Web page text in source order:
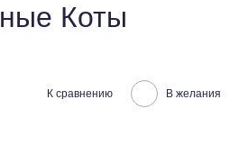
Коты
К сравнению В желания